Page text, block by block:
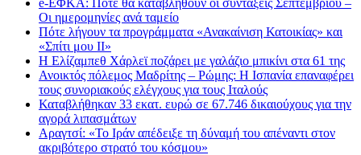
e-ΕΦΚΑ: Πότε θα καταβληθούν οι συντάξεις Σεπτεμβρίου –
Οι ημερομηνίες ανά ταμείο
Πότε λήγουν τα προγράμματα «Ανακαίνιση Κατοικίας» και
«Σπίτι μου ΙΙ»
Η Ελίζαμπεθ Χάρλεϊ ποζάρει με γαλάζιο μπικίνι στα 61 της
Ανοικτός πόλεμος Μαδρίτης – Ρώμης: Η Ισπανία επαναφέρει
τους συνοριακούς ελέγχους για τους Ιταλούς
Καταβλήθηκαν 33 εκατ. ευρώ σε 67.746 δικαιούχους για την
αγορά λιπασμάτων
Αραγτσί: «Το Ιράν απέδειξε τη δύναμή του απέναντι στον
ακριβότερο στρατό του κόσμου»